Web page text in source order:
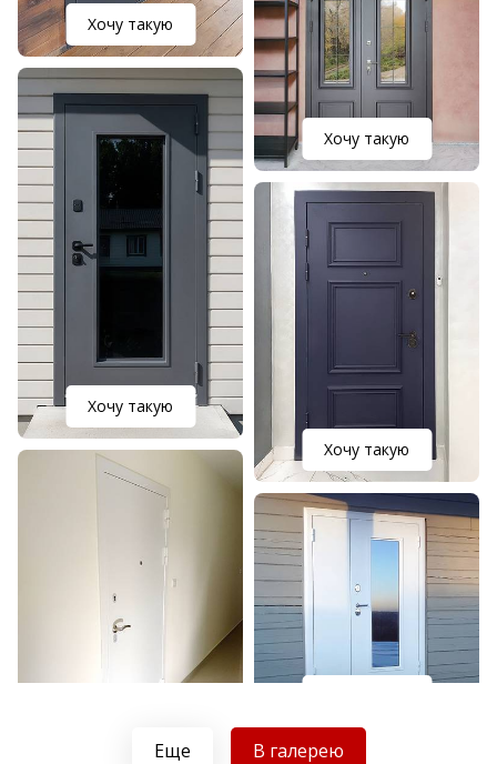
Хочу такую
Хочу такую
Хочу такую
Хочу такую
Хочу такую
Еще В галерею